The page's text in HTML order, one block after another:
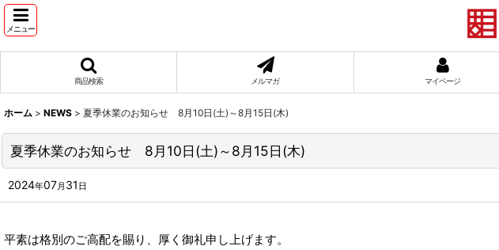
メニュー
商品検索 メルマガ マイページ
ホーム > NEWS > 夏季休業のお知らせ 8月10日(土)～8月15日(木)
夏季休業のお知らせ 8月10日(土)～8月15日(木)
2024年07月 31 日
平素は格別のご高配を賜り、厚く御礼申し上げます。